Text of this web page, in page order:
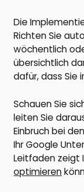
Die
Richten Sie
wöchentlich
übersichtlich
dafür, dass Sie
Schauen Sie
leiten Sie
Einbruch bei
Ihr Google
Leitfaden zeigt
optimieren